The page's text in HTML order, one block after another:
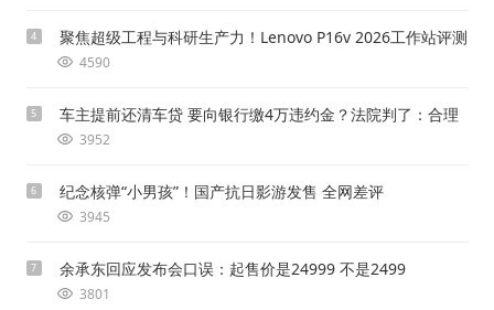
4 聚焦超级工程与科研生产力！Lenovo P16v 2026工作站评测
4590
5 车主提前还清车贷 要向银行缴4万违约金？法院判了：合理
3952
6 纪念核弹“小男孩”！国产抗日影游发售 全网差评
3945
7 余承东回应发布会口误：起售价是24999 不是2499
3801